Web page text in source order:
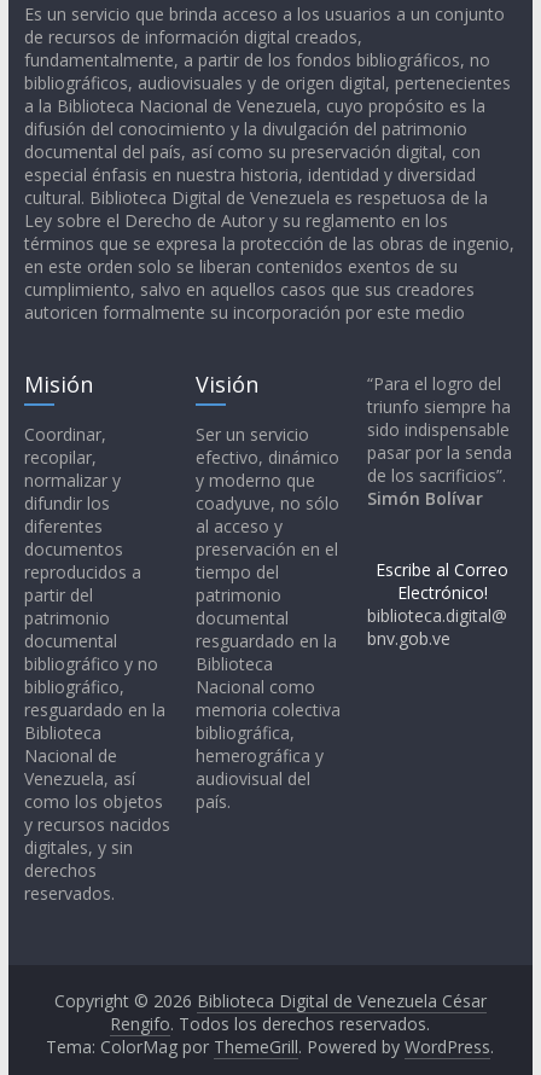
Es un servicio que brinda acceso a los usuarios a un conjunto
de recursos de información digital creados,
fundamentalmente, a partir de los fondos bibliográficos, no
bibliográficos, audiovisuales y de origen digital, pertenecientes
a la Biblioteca Nacional de Venezuela, cuyo propósito es la
difusión del conocimiento y la divulgación del patrimonio
documental del país, así como su preservación digital, con
especial énfasis en nuestra historia, identidad y diversidad
cultural. Biblioteca Digital de Venezuela es respetuosa de la
Ley sobre el Derecho de Autor y su reglamento en los
términos que se expresa la protección de las obras de ingenio,
en este orden solo se liberan contenidos exentos de su
cumplimiento, salvo en aquellos casos que sus creadores
autoricen formalmente su incorporación por este medio
Misión
Coordinar,
recopilar,
normalizar y
difundir los
diferentes
documentos
reproducidos a
partir del
patrimonio
documental
bibliográfico y no
bibliográfico,
resguardado en la
Biblioteca
Nacional de
Venezuela, así
como los objetos
y recursos nacidos
digitales, y sin
derechos
reservados.
Visión
Ser un servicio
efectivo, dinámico
y moderno que
coadyuve, no sólo
al acceso y
preservación en el
tiempo del
patrimonio
documental
resguardado en la
Biblioteca
Nacional como
memoria colectiva
bibliográfica,
hemerográfica y
audiovisual del
país.
“Para el logro del
triunfo siempre ha
sido indispensable
pasar por la senda
de los sacrificios”.
Simón Bolívar
Escribe al Correo
Electrónico!
biblioteca.digital@
bnv.gob.ve
Copyright © 2026 Biblioteca Digital de Venezuela César
Rengifo. Todos los derechos reservados.
Tema: ColorMag por ThemeGrill. Powered byWordPress.